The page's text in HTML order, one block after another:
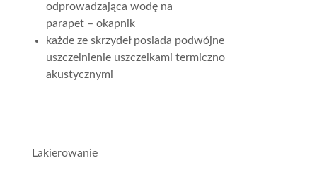
odprowadzająca wodę na
parapet – okapnik
każde ze skrzydeł posiada podwójne
uszczelnienie uszczelkami termiczno
akustycznymi
Lakierowanie